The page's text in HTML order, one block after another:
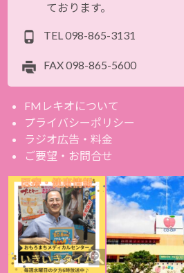
ております。
TEL098-865-3131
FAX098-865-5600
FMレキオについて
プライバシーポリシー
ラジオ広告・料金
ご要望・お問合せ